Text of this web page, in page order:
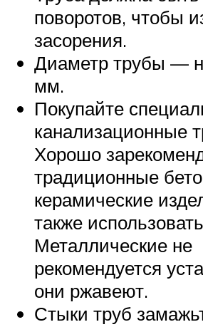
поворотов, чтобы
засорения.
Диаметр трубы —
мм.
Покупайте
канализационные
Хорошо
традиционные
керамические
также
Металлические не
рекомендуется
они ржавеют.
Стыки труб